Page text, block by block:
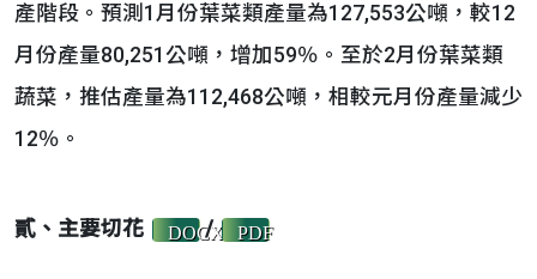
產階段。預測1月份葉菜類產量為127,553公噸，較12
月份產量80,251公噸，增加59％。至於2月份葉菜類
蔬菜，推估產量為112,468公噸，相較元月份產量減少
12％。
貳、主要切花 DOCX
/ PDF